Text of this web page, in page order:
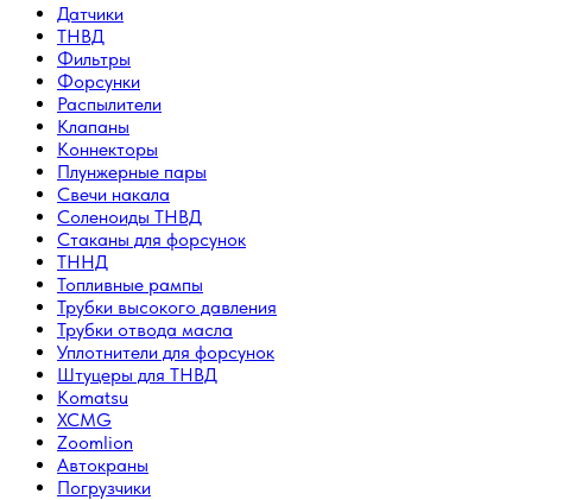
Датчики
ТНВД
Фильтры
Форсунки
Распылители
Клапаны
Коннекторы
Плунжерные пары
Свечи накала
Соленоиды ТНВД
Стаканы для форсунок
ТННД
Топливные рампы
Трубки высокого давления
Трубки отвода масла
Уплотнители для форсунок
Штуцеры для ТНВД
Komatsu
XCMG
Zoomlion
Автокраны
Погрузчики